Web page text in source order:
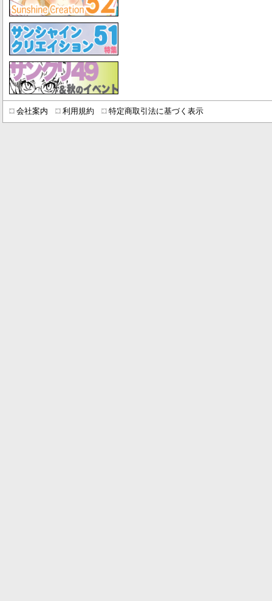
会社案内 利用規約 特定商取引法に基づく表示